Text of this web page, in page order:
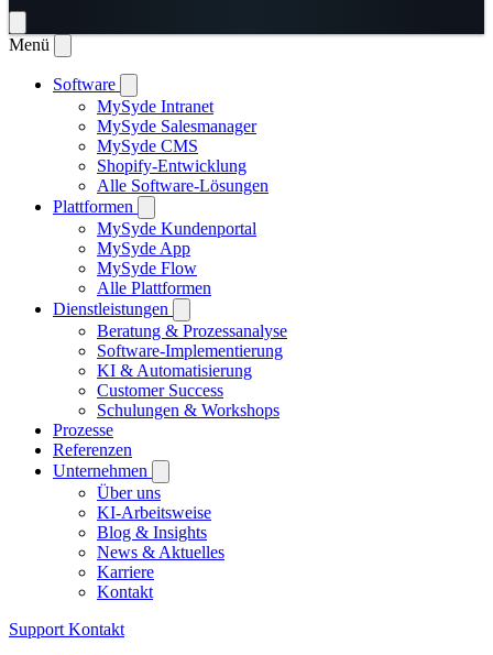
Menü
Software
MySyde Intranet
MySyde Salesmanager
MySyde CMS
Shopify-Entwicklung
Alle Software-Lösungen
Plattformen
MySyde Kundenportal
MySyde App
MySyde Flow
Alle Plattformen
Dienstleistungen
Beratung & Prozessanalyse
Software-Implementierung
KI & Automatisierung
Customer Success
Schulungen & Workshops
Prozesse
Referenzen
Unternehmen
Über uns
KI-Arbeitsweise
Blog & Insights
News & Aktuelles
Karriere
Kontakt
Support Kontakt